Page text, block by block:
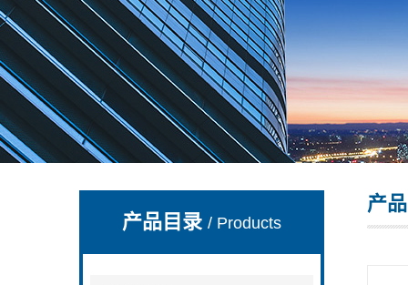
深圳市深博瑞仪器仪表有限公司
产品目录/ Products
产